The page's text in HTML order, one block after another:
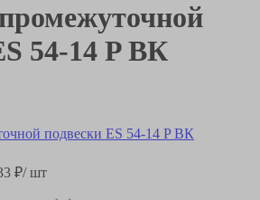
54-14 P ВК
₽/ шт